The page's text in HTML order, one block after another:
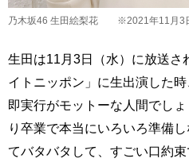
乃木坂46 生田絵梨花 ※2021年11月3
生田は11月3日（水）に放送さ
イトニッポン」に生出演した
即実行がモットーな人間でし
り卒業で本当にいろいろ準備
てバタバタして、すごい口約